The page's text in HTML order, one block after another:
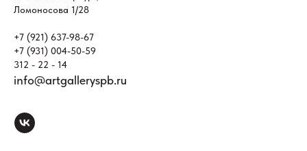
Ломоносова 1/28
+7 (921) 637-98-67
+7 (931) 004-50-59
312 - 22 - 14
info@artgalleryspb.ru